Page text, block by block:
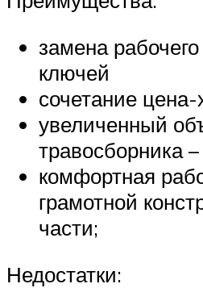
замена
ключей
сочетание цена-
увеличенный
травосборника
комфортная
грамотной
части;
Недостатки: